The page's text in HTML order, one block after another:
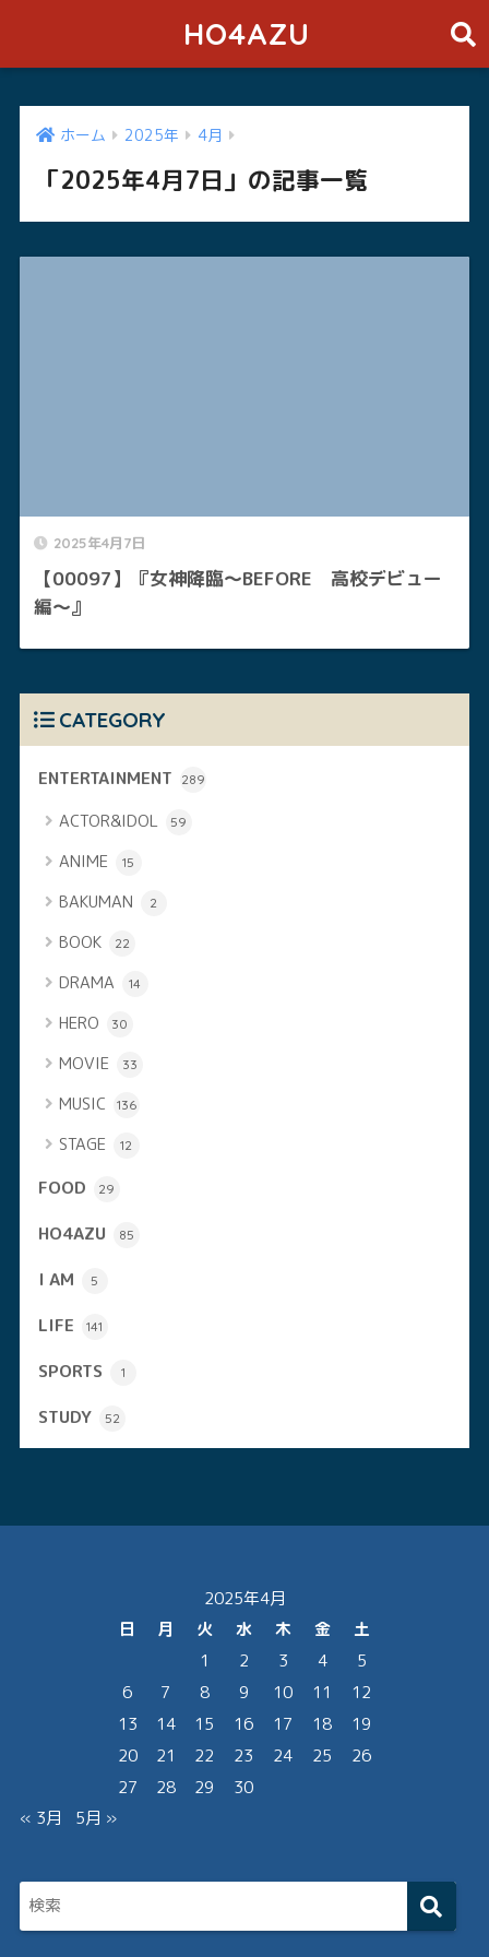
HO4AZU
ホーム 2025年 4月
「2025年4月7日」の記事一覧
2025年4月7日
【00097】『女神降臨～BEFORE 高校デビュー
編～』
CATEGORY
ENTERTAINMENT 289
ACTOR&IDOL 59
ANIME 15
BAKUMAN 2
BOOK 22
DRAMA 14
HERO 30
MOVIE 33
MUSIC 136
STAGE 12
FOOD 29
HO4AZU 85
I AM 5
LIFE 141
SPORTS 1
STUDY 52
2025年4月
日
月 火 水 木 金
土
1
2 3 4
5
6
7 8 9 10 11
12
13
14 15 16 17 18
19
20
21 22 23 24 25
26
27
28 29
30
« 3月
5月 »